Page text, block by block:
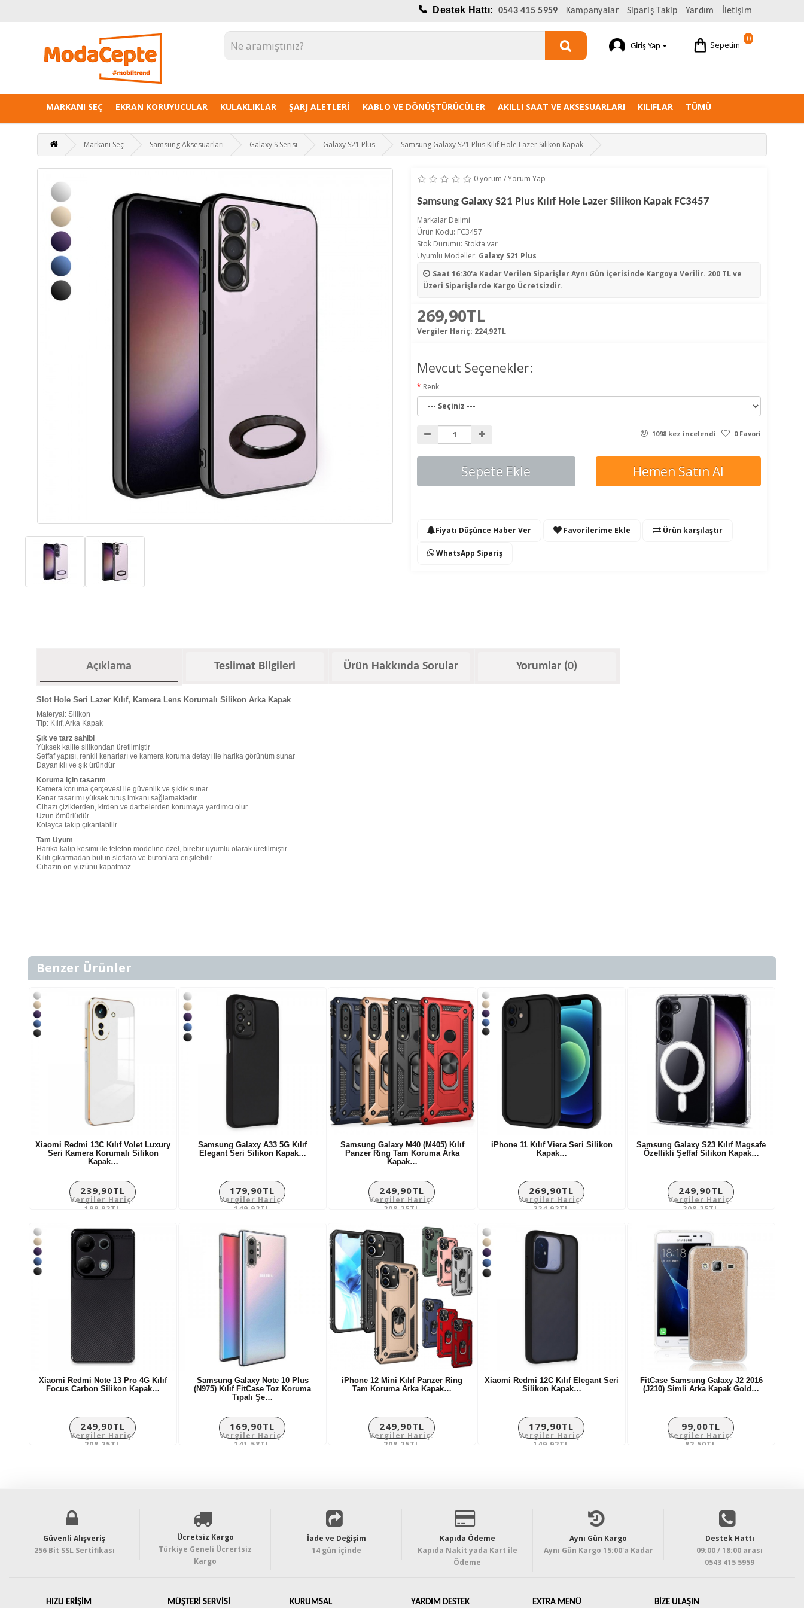
Destek Hattı: 0543 415 5959 Kampanyalar Sipariş Takip Yardım İletişim
0
Sepetim
Giriş Yap
MARKANI SEÇ EKRAN KORUYUCULAR KULAKLIKLAR ŞARJ ALETLERI KABLO VE DÖNÜŞTÜRÜCÜLER AKILLI SAAT VE AKSESUARLARI KILIFLAR TÜMÜ
Markanı Seç Samsung Aksesuarları Galaxy S Serisi Galaxy S21 Plus Samsung Galaxy S21 Plus Kılıf Hole Lazer Silikon Kapak
0 yorum /Yorum Yap
Samsung Galaxy S21 Plus Kılıf Hole Lazer Silikon Kapak FC3457
Markalar Deilmi
Ürün Kodu: FC3457
Stok Durumu: Stokta var
Uyumlu Modeller: Galaxy S21 Plus
Saat 16:30'a Kadar Verilen SiparişlerAynı Gün İçerisinde Kargoya Verilir. 200 TL ve
Üzeri Siparişlerde Kargo Ücretsizdir.
269,90TL
Vergiler Hariç: 224,92TL
Mevcut Seçenekler:
Renk
1098 kez incelendi 0 Favori
Sepete Ekle Hemen Satın Al
Fiyatı Düşünce Haber Ver Favorilerime Ekle Ürün karşılaştır
WhatsApp Sipariş
Açıklama Teslimat Bilgileri Ürün Hakkında Sorular Yorumlar (0)
Slot Hole Seri Lazer Kılıf, Kamera Lens Korumalı Silikon Arka Kapak
Materyal: Silikon
Tip: Kılıf, Arka Kapak
Şık ve tarz sahibi
Yüksek kalite silikondan üretilmiştir
Şeffaf yapısı, renkli kenarları ve kamera koruma detayı ile harika görünüm sunar
Dayanıklı ve şık üründür
Koruma için tasarım
Kamera koruma çerçevesi ile güvenlik ve şıklık sunar
Kenar tasarımı yüksek tutuş imkanı sağlamaktadır
Cihazı çiziklerden, kirden ve darbelerden korumaya yardımcı olur
Uzun ömürlüdür
Kolayca takıp çıkarılabilir
Tam Uyum
Harika kalıp kesimi ile telefon modeline özel, birebir uyumlu olarak üretilmiştir
Kılıfı çıkarmadan bütün slotlara ve butonlara erişilebilir
Cihazın ön yüzünü kapatmaz
Benzer Ürünler
Xiaomi Redmi 13C Kılıf Volet Luxury
Seri Kamera Korumalı Silikon
Kapak…
239,90TL
Vergiler Hariç:
199,92TL
Samsung Galaxy A33 5G Kılıf
Elegant Seri Silikon Kapak…
179,90TL
Vergiler Hariç:
149,92TL
Samsung Galaxy M40 (M405) Kılıf
Panzer Ring Tam Koruma Arka
Kapak…
249,90TL
Vergiler Hariç:
208,25TL
iPhone 11 Kılıf Viera Seri Silikon
Kapak…
269,90TL
Vergiler Hariç:
224,92TL
Samsung Galaxy S23 Kılıf Magsafe
Özellikli Şeffaf Silikon Kapak…
249,90TL
Vergiler Hariç:
208,25TL
Xiaomi Redmi Note 13 Pro 4G Kılıf
Focus Carbon Silikon Kapak…
249,90TL
Vergiler Hariç:
208,25TL
Samsung Galaxy Note 10 Plus
(N975) Kılıf FitCase Toz Koruma
Tıpalı Şe…
169,90TL
Vergiler Hariç:
141,58TL
iPhone 12 Mini Kılıf Panzer Ring
Tam Koruma Arka Kapak…
249,90TL
Vergiler Hariç:
208,25TL
Xiaomi Redmi 12C Kılıf Elegant Seri
Silikon Kapak…
179,90TL
Vergiler Hariç:
149,92TL
FitCase Samsung Galaxy J2 2016
(J210) Simli Arka Kapak Gold…
99,00TL
Vergiler Hariç:
82,50TL
Güvenli Alışveriş
256 Bit SSL Sertifikası
Ücretsiz Kargo
Türkiye Geneli Ücrertsiz
Kargo
İade ve Değişim
14 gün içinde
Kapıda Ödeme
Kapıda Nakit yada Kart ile
Ödeme
Aynı Gün Kargo
Aynı Gün Kargo 15:00'a Kadar
Destek Hattı
09:00 / 18:00 arası
0543 415 5959
HIZLI ERIŞIM MÜŞTERI SERVISI KURUMSAL YARDIM DESTEK EXTRA MENÜ BIZE ULAŞIN